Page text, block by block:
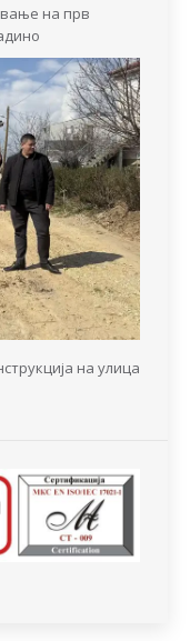
на прв
на улица